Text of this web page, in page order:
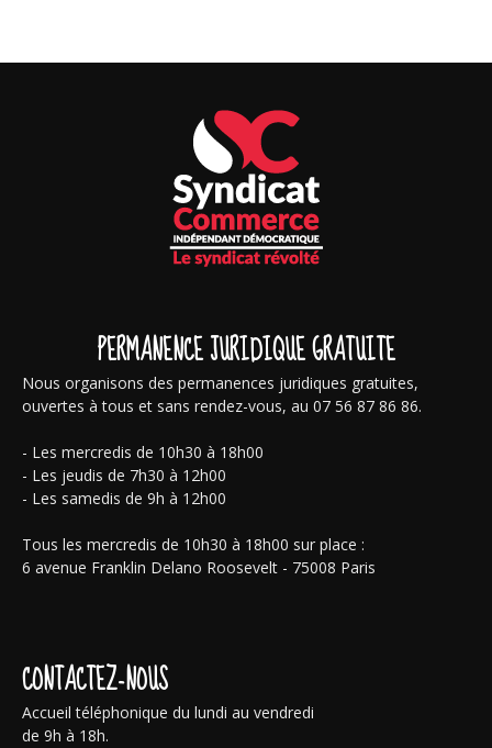
PERMANENCE JURIDIQUE GRATUITE
Nous organisons des permanences juridiques gratuites,
ouvertes à tous et sans rendez-vous, au 07 56 87 86 86.
- Les mercredis de 10h30 à 18h00
- Les jeudis de 7h30 à 12h00
- Les samedis de 9h à 12h00
Tous les mercredis de 10h30 à 18h00 sur place :
6 avenue Franklin Delano Roosevelt - 75008 Paris
CONTACTEZ-NOUS
Accueil téléphonique du lundi au vendredi
de 9h à 18h.